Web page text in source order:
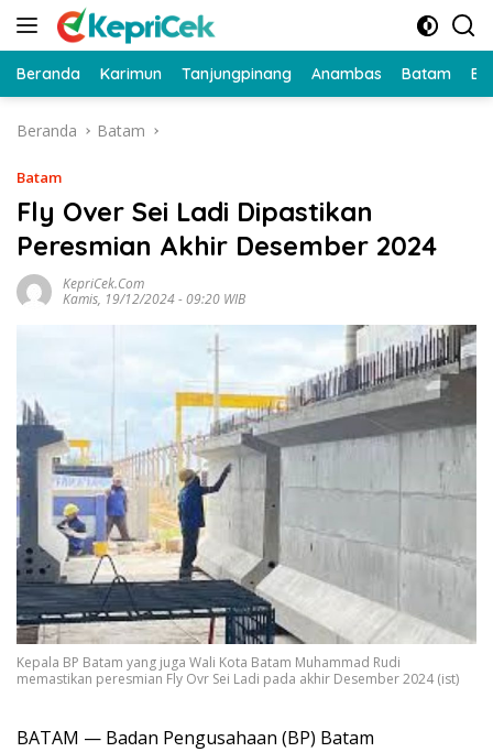
Langsung
Beranda Karimun Tanjungpinang Anambas Batam
Beranda Batam
Batam
Fly Over Sei Ladi Dipastikan
Peresmian Akhir Desember 2024
KepriCek.com
Kamis, 19/12/2024 - 09:20 WIB
Kepala BP Batam yang juga Wali Kota Batam Muhammad Rudi
memastikan peresmian Fly Ovr Sei Ladi pada akhir Desember 2024 (ist)
BATAM — Badan Pengusahaan (BP) Batam